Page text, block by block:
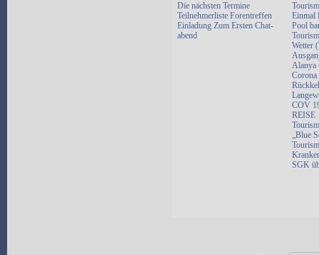
Die nächsten Termine
Teilnehmerliste Forentreffen
Einladung Zum Ersten Chat-
abend
Einmal
Pool
Wetter
Alanya
Corona
COV
REISE
„Blue
SGK